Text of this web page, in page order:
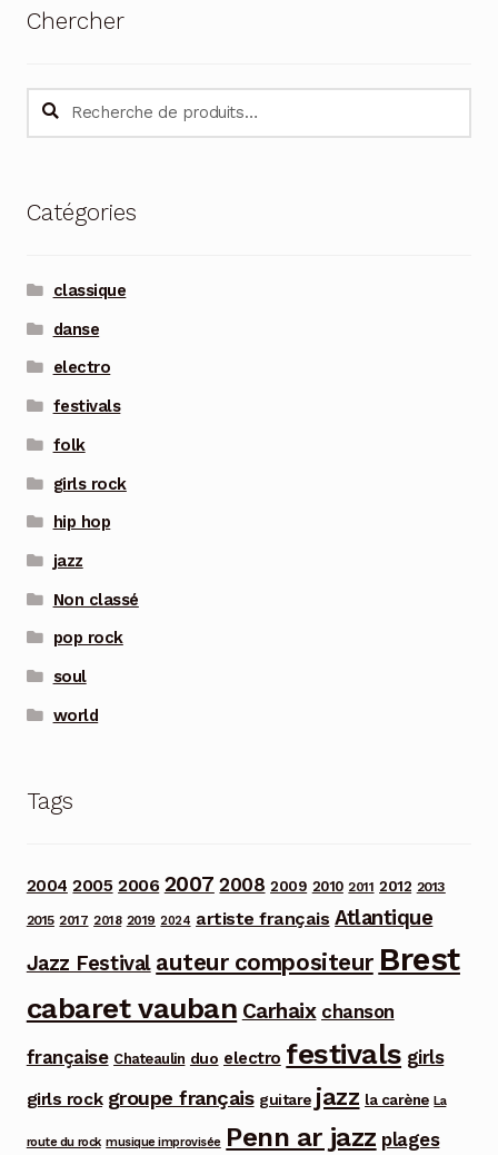
Chercher
Recherche
pour :
Recherche
Catégories
classique
danse
electro
festivals
folk
girls rock
hip hop
jazz
Non classé
pop rock
soul
world
Tags
2004 2005 2006 2007 2008 2009 2010 2011 2012 2013
2015 2017 2018 2019 2024 artiste français Atlantique
Jazz Festival auteur compositeur Brest
cabaret vauban Carhaix chanson
française Chateaulin duo electro festivals girls
girls rock groupe français guitare jazz la carène La
route du rock musique improvisée Penn ar jazz plages